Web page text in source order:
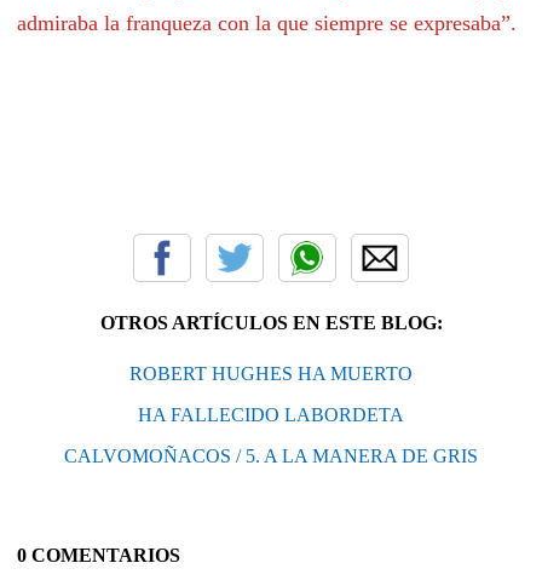
admiraba la franqueza con la que siempre se expresaba”.
OTROS ARTÍCULOS EN ESTE BLOG:
ROBERT HUGHES HA MUERTO
HA FALLECIDO LABORDETA
CALVOMOÑACOS / 5. A LA MANERA DE GRIS
0 COMENTARIOS